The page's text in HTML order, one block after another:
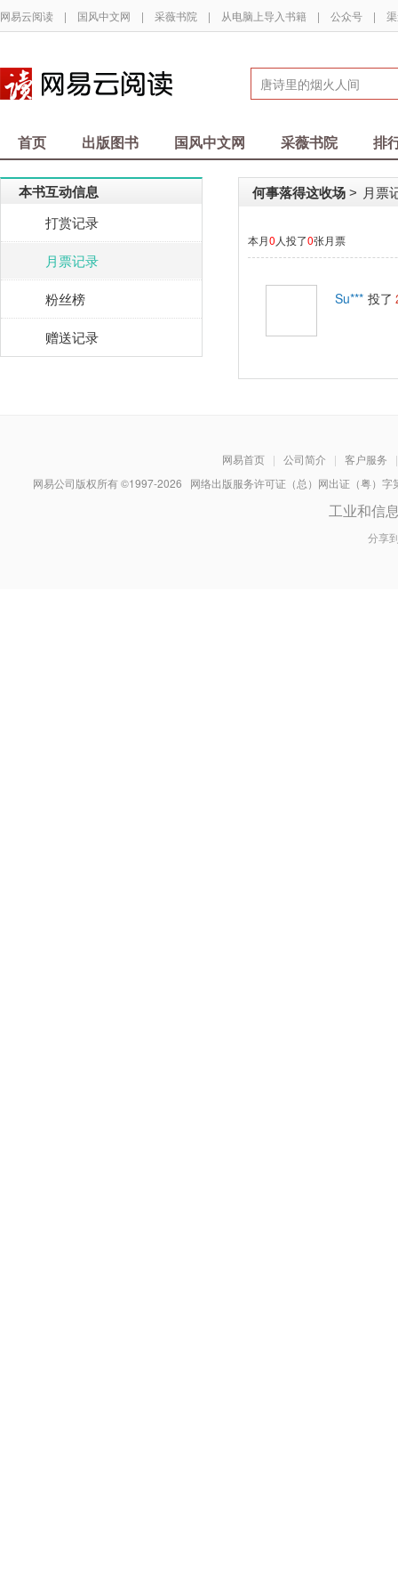
网易云阅读 | 国风中文网 | 采薇书院 | 从电脑上导入书籍 | 公众号 |
首页 出版图书 国风中文网 采薇书院 排
本书互动信息
打赏记录
月票记录
粉丝榜
赠送记录
何事落得这收场 > 月票
本月0 人投了0张月票
Su*** 投了
网易首页 | 公司简介 | 客户服务
|
网易公司版权所有 ©1997-2026 网络出版服务许可证（总）网出证（粤）
工业和信
分享